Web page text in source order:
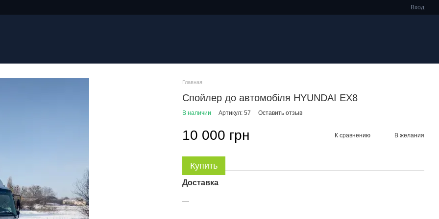
Вход
Главная
Спойлер до автомобіля HYUNDAI EX8
В наличии Артикул: 57 Оставить отзыв
10 000 грн К сравнению В желания
Купить
Доставка